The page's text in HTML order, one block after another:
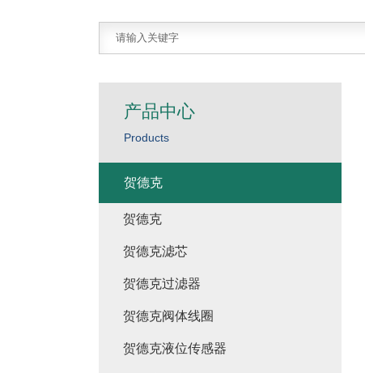
产品中心
Products
贺德克
贺德克
贺德克滤芯
贺德克过滤器
贺德克阀体线圈
贺德克液位传感器